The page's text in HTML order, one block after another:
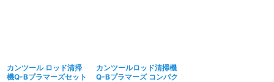
カンツール ロッド清掃
機Q-Bプラマーズセット
カンツールロッド清掃機
Q-Bプラマーズ コンパク